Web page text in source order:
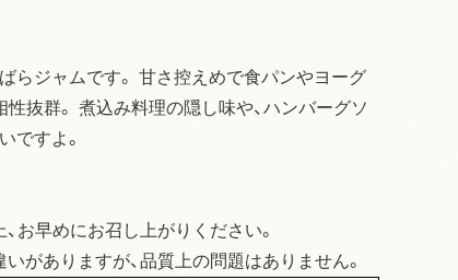
らジャムです。 甘さ控えめで食パンやヨーグ
性抜群。 煮込み料理の隠し味や、ハンバーグソ
いですよ。
お早めにお召し上がりください。
がありますが、品質上の問題はありません。